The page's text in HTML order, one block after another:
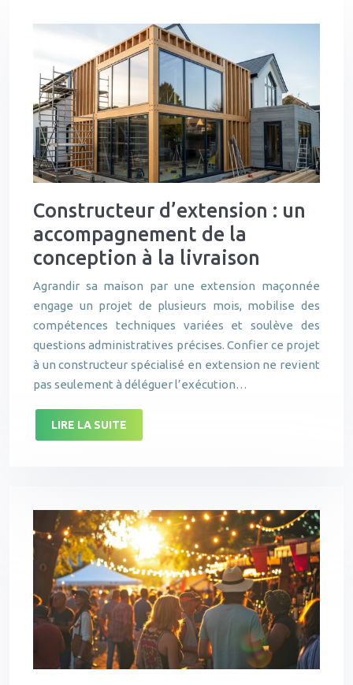
Constructeur d’extension : un
accompagnement de la
conception à la livraison
Agrandir sa maison par une extension maçonnée
engage un projet de plusieurs mois, mobilise des
compétences techniques variées et soulève des
questions administratives précises. Confier ce projet
à un constructeur spécialisé en extension ne revient
pas seulement à déléguer l’exécution…
LIRE LA SUITE